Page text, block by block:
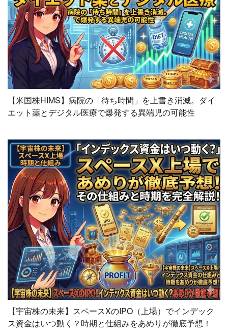
【米国株HIMS】病院の「待ち時間」を上書き消滅。ダイ
エット薬とデジタル医療で爆発する異端児の可能性
【宇宙株の未来】スペースXのIPO（上場）でインデック
ス資金はいつ動く？時期と仕組みをあめりが徹底予想！